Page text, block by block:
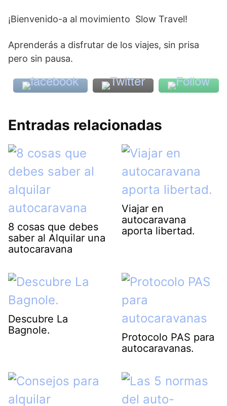
¡Bienvenido-a al movimiento Slow Travel!
Aprenderás a disfrutar de los viajes, sin prisa
pero sin pausa.
Entradas relacionadas
8 cosas que debes
saber al Alquilar una
autocaravana
Viajar en
autocaravana
aporta libertad.
Descubre La
Bagnole.
Protocolo PAS para
autocaravanas.